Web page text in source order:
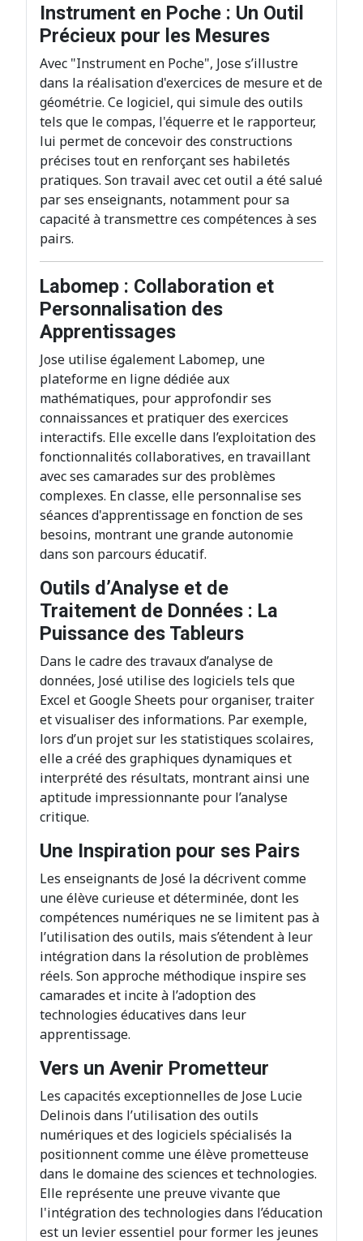
Instrument en Poche : Un Outil
Précieux pour les Mesures
Avec "Instrument en Poche", Jose s’illustre
dans la réalisation d'exercices de mesure et de
géométrie. Ce logiciel, qui simule des outils
tels que le compas, l'équerre et le rapporteur,
lui permet de concevoir des constructions
précises tout en renforçant ses habiletés
pratiques. Son travail avec cet outil a été salué
par ses enseignants, notamment pour sa
capacité à transmettre ces compétences à ses
pairs.
Labomep : Collaboration et
Personnalisation des
Apprentissages
Jose utilise également Labomep, une
plateforme en ligne dédiée aux
mathématiques, pour approfondir ses
connaissances et pratiquer des exercices
interactifs. Elle excelle dans l’exploitation des
fonctionnalités collaboratives, en travaillant
avec ses camarades sur des problèmes
complexes. En classe, elle personnalise ses
séances d'apprentissage en fonction de ses
besoins, montrant une grande autonomie
dans son parcours éducatif.
Outils d’Analyse et de
Traitement de Données : La
Puissance des Tableurs
Dans le cadre des travaux d’analyse de
données, José utilise des logiciels tels que
Excel et Google Sheets pour organiser, traiter
et visualiser des informations. Par exemple,
lors d’un projet sur les statistiques scolaires,
elle a créé des graphiques dynamiques et
interprété des résultats, montrant ainsi une
aptitude impressionnante pour l’analyse
critique.
Une Inspiration pour ses Pairs
Les enseignants de José la décrivent comme
une élève curieuse et déterminée, dont les
compétences numériques ne se limitent pas à
l’utilisation des outils, mais s’étendent à leur
intégration dans la résolution de problèmes
réels. Son approche méthodique inspire ses
camarades et incite à l’adoption des
technologies éducatives dans leur
apprentissage.
Vers un Avenir Prometteur
Les capacités exceptionnelles de Jose Lucie
Delinois dans l’utilisation des outils
numériques et des logiciels spécialisés la
positionnent comme une élève prometteuse
dans le domaine des sciences et technologies.
Elle représente une preuve vivante que
l'intégration des technologies dans l’éducation
est un levier essentiel pour former les jeunes